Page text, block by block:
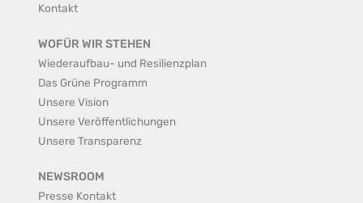
Kontakt
WOFÜR WIR STEHEN
Wiederaufbau- und Resilienzplan
Das Grüne Programm
Unsere Vision
Unsere Veröffentlichungen
Unsere Transparenz
NEWSROOM
Presse Kontakt